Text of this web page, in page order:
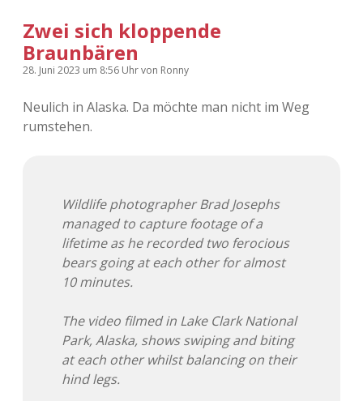
Zwei sich kloppende
Braunbären
28. Juni 2023 um 8:56 Uhrvon Ronny
Neulich in Alaska. Da möchte man nicht im Weg
rumstehen.
Wildlife photographer Brad Josephs
managed to capture footage of a
lifetime as he recorded two ferocious
bears going at each other for almost
10 minutes.
The video filmed in Lake Clark National
Park, Alaska, shows swiping and biting
at each other whilst balancing on their
hind legs.